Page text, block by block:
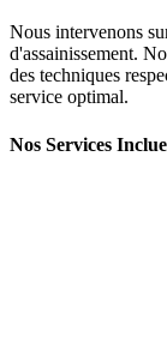
Nous intervenons
d'assainissement.
des techniques
service optimal.
Nos Services